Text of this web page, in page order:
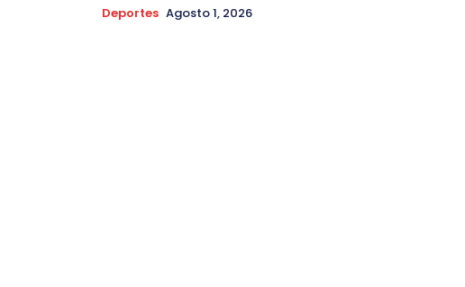
Deportes Agosto 1, 2026